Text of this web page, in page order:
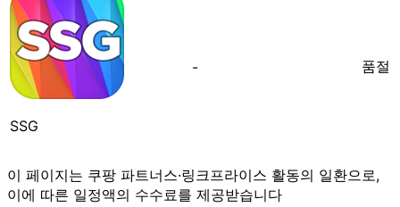
SSG
- 품절
이 페이지는 쿠팡 파트너스·링크프라이스 활동의 일환으로,
이에 따른 일정액의 수수료를 제공받습니다